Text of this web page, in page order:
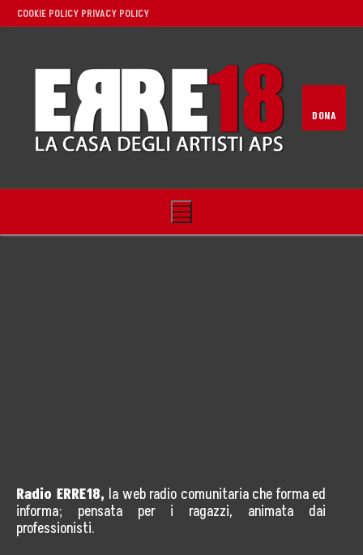
COOKIE POLICY PRIVACY POLICY
DONA
Speaker
Docenti
Radio ERRE18, la web radio comunitaria che forma ed
informa; pensata per i ragazzi, animata dai
professionisti.